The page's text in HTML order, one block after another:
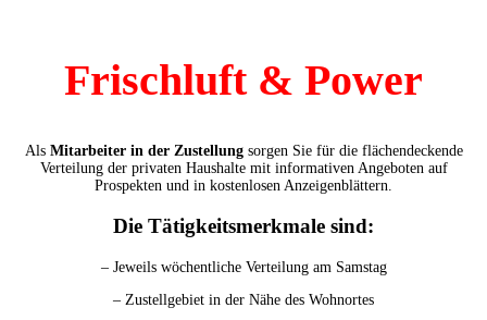
Frischluft & Power
Als Mitarbeiter in der Zustellungsorgen Sie für die flächendeckende
Verteilung der privaten Haushalte mit informativen Angeboten auf
Prospekten und in kostenlosen Anzeigenblättern.
Die Tätigkeitsmerkmale sind:
– Jeweils wöchentliche Verteilung am Samstag
– Zustellgebiet in der Nähe des Wohnortes